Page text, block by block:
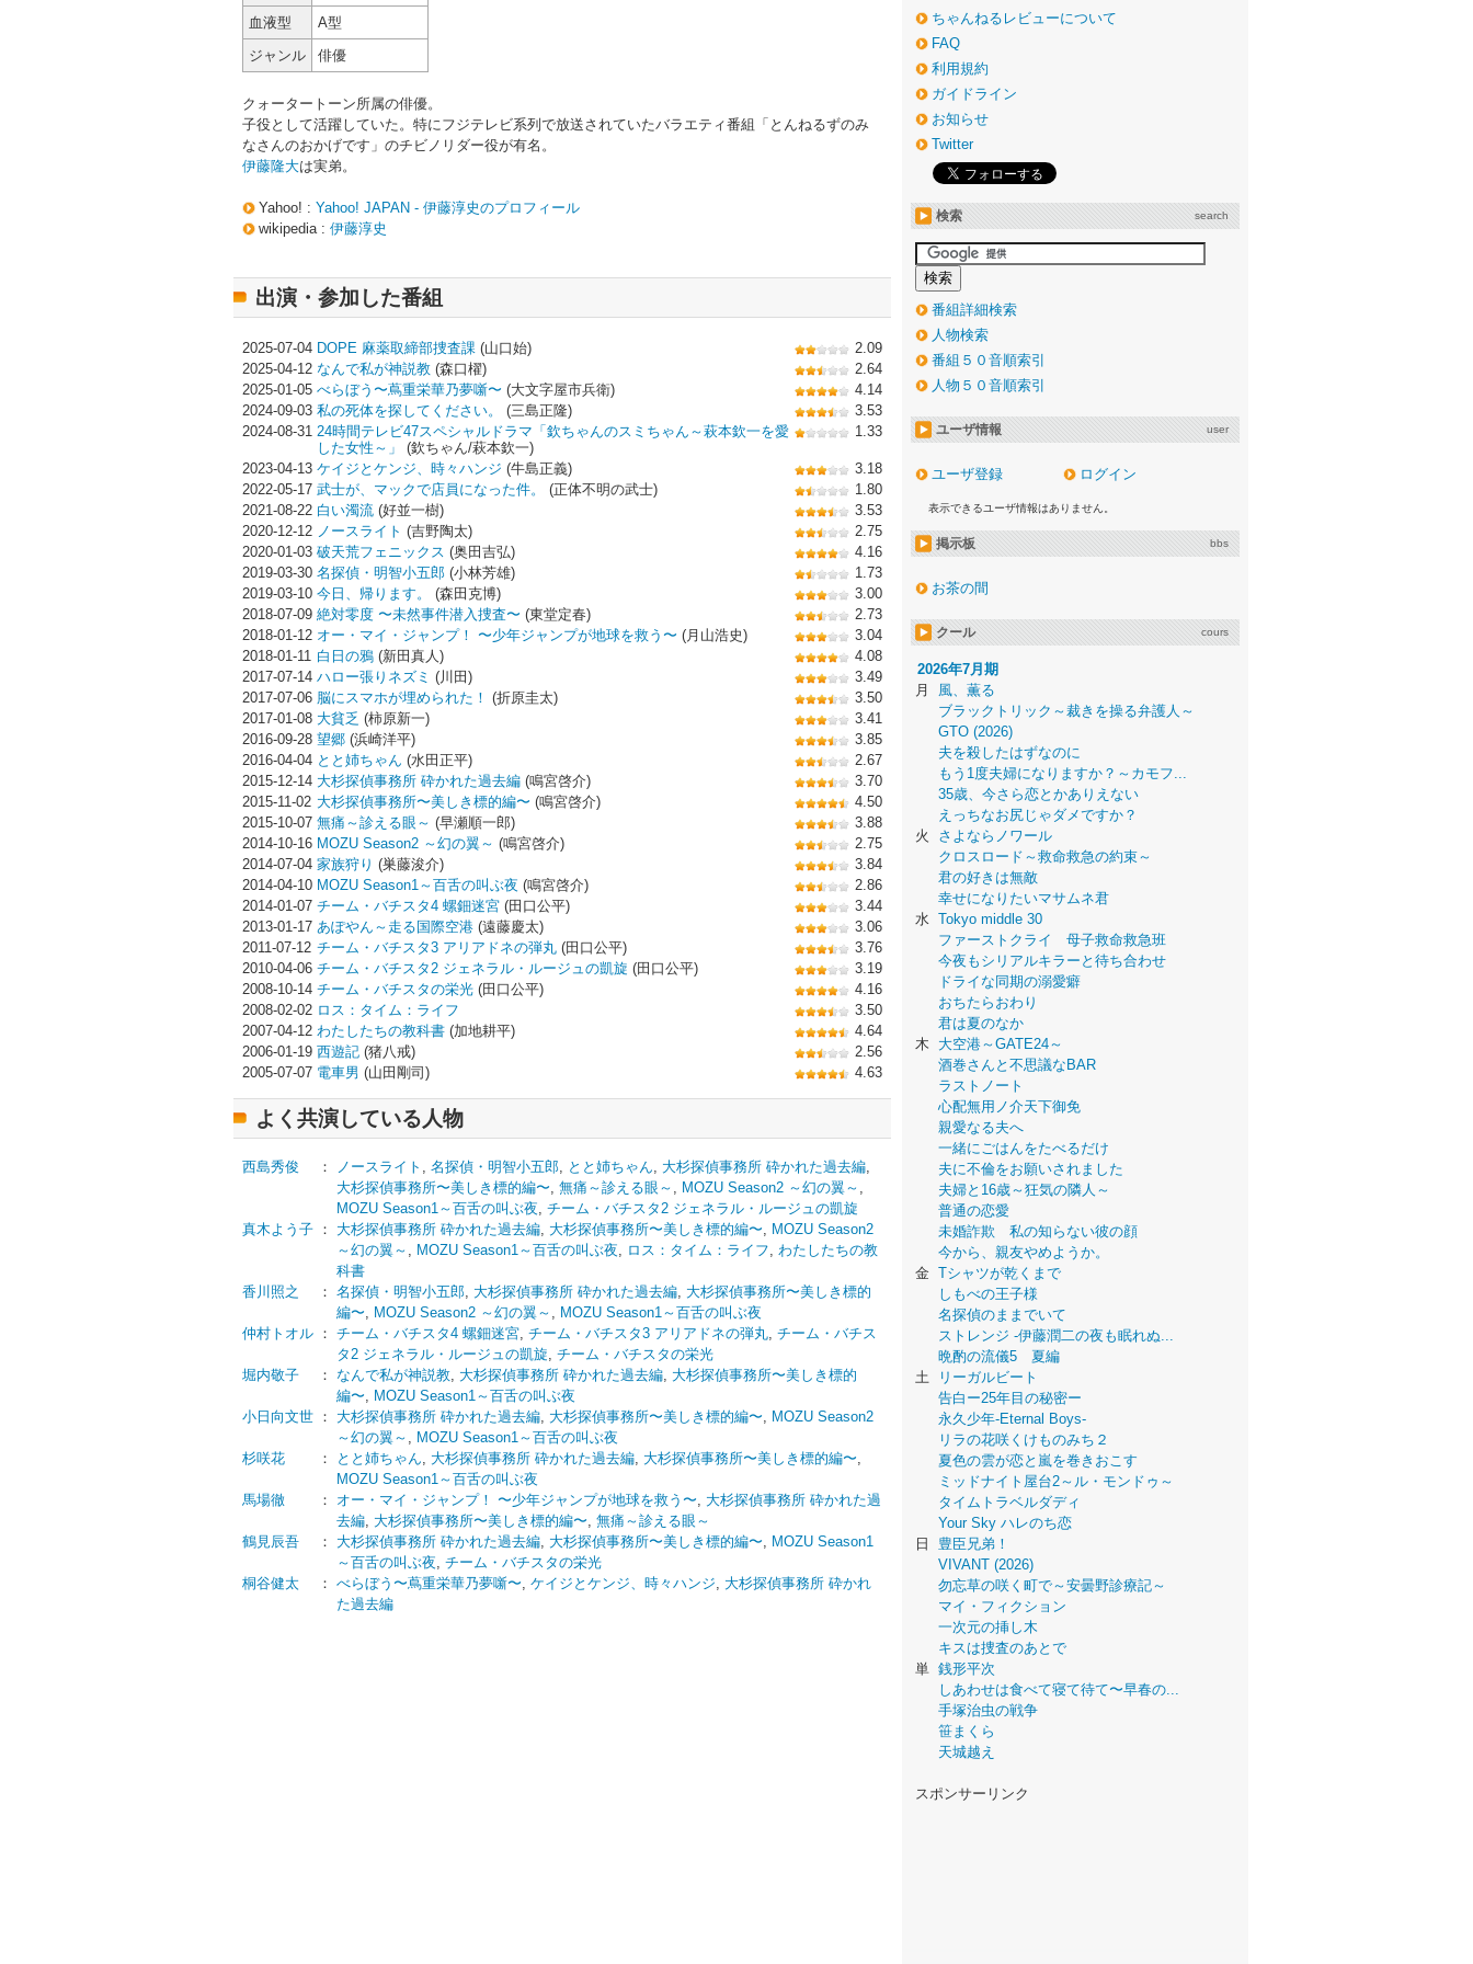
血液型
A型
ジャンル
俳優
クォータートーン所属の俳優。
子役として活躍していた。特にフジテレビ系列で放送されていたバラエティ番組「とんねるずのみ
なさんのおかげです」のチビノリダー役が有名。
伊藤隆大は実弟。
Yahoo! : Yahoo! JAPAN - 伊藤淳史のプロフィール
wikipedia : 伊藤淳史
出演・参加した番組
2025-07-04 DOPE 麻薬取締部捜査課 (山口始)
2.09
2025-04-12 なんで私が神説教 (森口櫂)
2.64
2025-01-05 べらぼう〜蔦重栄華乃夢噺〜 (大文字屋市兵衛)
4.14
2024-09-03 私の死体を探してください。 (三島正隆)
3.53
2024-08-31 24時間テレビ47スペシャルドラマ「欽ちゃんのスミちゃん～萩本欽一を愛
した女性～」
(欽ちゃん/萩本欽一)
1.33
2023-04-13 ケイジとケンジ、時々ハンジ (牛島正義)
3.18
2022-05-17 武士が、マックで店員になった件。 (正体不明の武士)
1.80
2021-08-22 白い濁流 (好並一樹)
3.53
2020-12-12 ノースライト (吉野陶太)
2.75
2020-01-03 破天荒フェニックス (奥田吉弘)
4.16
2019-03-30 名探偵・明智小五郎 (小林芳雄)
1.73
2019-03-10 今日、帰ります。 (森田克博)
3.00
2018-07-09 絶対零度 〜未然事件潜入捜査〜 (東堂定春)
2.73
2018-01-12 オー・マイ・ジャンプ！ 〜少年ジャンプが地球を救う〜 (月山浩史)
3.04
2018-01-11 白日の鴉 (新田真人)
4.08
2017-07-14 ハロー張りネズミ (川田)
3.49
2017-07-06 脳にスマホが埋められた！ (折原圭太)
3.50
2017-01-08 大貧乏 (柿原新一)
3.41
2016-09-28 望郷 (浜崎洋平)
3.85
2016-04-04 とと姉ちゃん (水田正平)
2.67
2015-12-14 大杉探偵事務所 砕かれた過去編 (鳴宮啓介)
3.70
2015-11-02 大杉探偵事務所〜美しき標的編〜 (鳴宮啓介)
4.50
2015-10-07 無痛～診える眼～ (早瀬順一郎)
3.88
2014-10-16 MOZU Season2 ～幻の翼～ (鳴宮啓介)
2.75
2014-07-04 家族狩り (巣藤浚介)
3.84
2014-04-10 MOZU Season1～百舌の叫ぶ夜 (鳴宮啓介)
2.86
2014-01-07 チーム・バチスタ4 螺鈿迷宮 (田口公平)
3.44
2013-01-17 あぽやん～走る国際空港 (遠藤慶太)
3.06
2011-07-12 チーム・バチスタ3 アリアドネの弾丸 (田口公平)
3.76
2010-04-06 チーム・バチスタ2 ジェネラル・ルージュの凱旋 (田口公平)
3.19
2008-10-14 チーム・バチスタの栄光 (田口公平)
4.16
2008-02-02 ロス：タイム：ライフ
3.50
2007-04-12 わたしたちの教科書 (加地耕平)
4.64
2006-01-19 西遊記 (猪八戒)
2.56
2005-07-07 電車男 (山田剛司) 4.63
よく共演している人物
西島秀俊 ： ノースライト , 名探偵・明智小五郎, とと姉ちゃん, 大杉探偵事務所 砕かれた過去編,
大杉探偵事務所〜美しき標的編〜, 無痛～診える眼～ , MOZU Season2 ～幻の翼～ ,
MOZU Season1～百舌の叫ぶ夜, チーム・バチスタ2 ジェネラル・ルージュの凱旋
真木よう子 ： 大杉探偵事務所 砕かれた過去編, 大杉探偵事務所〜美しき標的編〜, MOZU Season2
～幻の翼～ , MOZU Season1～百舌の叫ぶ夜, ロス：タイム：ライフ, わたしたちの教
科書
香川照之
： 名探偵・明智小五郎, 大杉探偵事務所 砕かれた過去編, 大杉探偵事務所〜美しき標的
編〜, MOZU Season2 ～幻の翼～ , MOZU Season1～百舌の叫ぶ夜
仲村トオル ： チーム・バチスタ4 螺鈿迷宮, チーム・バチスタ3 アリアドネの弾丸, チーム・バチス
タ2 ジェネラル・ルージュの凱旋, チーム・バチスタの栄光
堀内敬子
： なんで私が神説教, 大杉探偵事務所 砕かれた過去編, 大杉探偵事務所〜美しき標的
編〜, MOZU Season1～百舌の叫ぶ夜
小日向文世 ： 大杉探偵事務所 砕かれた過去編, 大杉探偵事務所〜美しき標的編〜, MOZU Season2
～幻の翼～ , MOZU Season1～百舌の叫ぶ夜
杉咲花
： とと姉ちゃん, 大杉探偵事務所 砕かれた過去編, 大杉探偵事務所〜美しき標的編〜,
MOZU Season1～百舌の叫ぶ夜
馬場徹
： オー・マイ・ジャンプ！ 〜少年ジャンプが地球を救う〜, 大杉探偵事務所 砕かれた過
去編, 大杉探偵事務所〜美しき標的編〜, 無痛～診える眼～
鶴見辰吾
： 大杉探偵事務所 砕かれた過去編, 大杉探偵事務所〜美しき標的編〜, MOZU Season1
～百舌の叫ぶ夜, チーム・バチスタの栄光
桐谷健太
： べらぼう〜蔦重栄華乃夢噺〜, ケイジとケンジ、時々ハンジ, 大杉探偵事務所 砕かれ
た過去編
ちゃんねるレビューについて
FAQ
利用規約
ガイドライン
お知らせ
Twitter
検索 search
番組詳細検索
人物検索
番組５０音順索引
人物５０音順索引
ユーザ情報 user
ユーザ登録 ログイン
表示できるユーザ情報はありません。
掲示板 bbs
お茶の間
クール cours
2026年7月期
月
風、薫る
ブラックトリック～裁きを操る弁護人～
GTO (2026)
夫を殺したはずなのに
もう1度夫婦になりますか？～カモフ...
35歳、今さら恋とかありえない
えっちなお尻じゃダメですか？
火
さよならノワール
クロスロード～救命救急の約束～
君の好きは無敵
幸せになりたいマサムネ君
水 Tokyo middle 30
ファーストクライ 母子救命救急班
今夜もシリアルキラーと待ち合わせ
ドライな同期の溺愛癖
おちたらおわり
君は夏のなか
木
大空港～GATE24～
酒巻さんと不思議なBAR
ラストノート
心配無用ノ介天下御免
親愛なる夫へ
一緒にごはんをたべるだけ
夫に不倫をお願いされました
夫婦と16歳～狂気の隣人～
普通の恋愛
未婚詐欺 私の知らない彼の顔
今から、親友やめようか。
金 Tシャツが乾くまで
しもべの王子様
名探偵のままでいて
ストレンジ -伊藤潤二の夜も眠れぬ...
晩酌の流儀5 夏編
土
リーガルビート
告白ー25年目の秘密ー
永久少年-Eternal Boys-
リラの花咲くけものみち２
夏色の雲が恋と嵐を巻きおこす
ミッドナイト屋台2～ル・モンドゥ～
タイムトラベルダディ
Your Sky ハレのち恋
日
豊臣兄弟！
VIVANT (2026)
勿忘草の咲く町で～安曇野診療記～
マイ・フィクション
一次元の挿し木
キスは捜査のあとで
単 銭形平次
しあわせは食べて寝て待て〜早春の...
手塚治虫の戦争
笹まくら
天城越え
スポンサーリンク